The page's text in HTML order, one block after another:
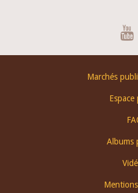
Marchés
Espace
Albums